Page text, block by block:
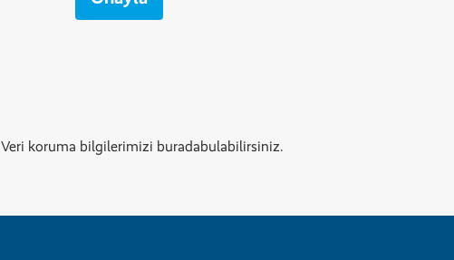
Veri koruma bilgilerimizi buradabulabilirsiniz.